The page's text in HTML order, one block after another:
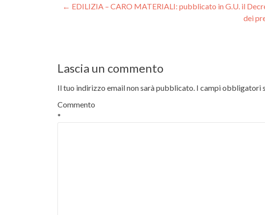
Navigazione
← EDILIZIA – CARO MATERIALI: pubblicato in G.U. il
dei
Lascia un commento
Il tuo indirizzo email non sarà pubblicato. I campi obbligatori
Commento
*